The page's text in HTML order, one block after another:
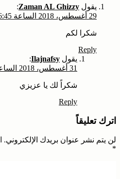
يقول Zaman AL Ghizzy
:
29 أغسطس، 2018 الساعة 6:45 م
شکرا لکم
Reply
يقول Ilajnafsy
:
31 أغسطس، 2018 الساعة 7:14 ص
شكراً لك يا عزيزي
Reply
اترك تعليقاً
لن يتم نشر عنوان بريدك الإلكتروني.
*